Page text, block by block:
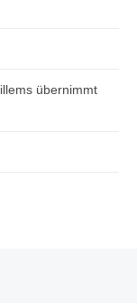
übernimmt